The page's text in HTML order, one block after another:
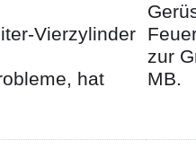
Vierzylinder
hat
zur
MB.